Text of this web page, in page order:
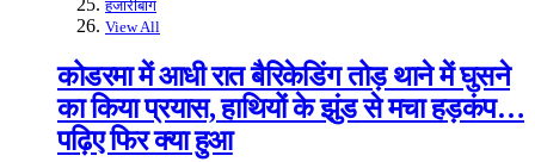
हजारीबाग
View All
कोडरमा में आधी रात बैरिकेडिंग तोड़ थाने में घुसने
का किया प्रयास, हाथियों के झुंड से मचा हड़कंप…
पढ़िए फिर क्या हुआ